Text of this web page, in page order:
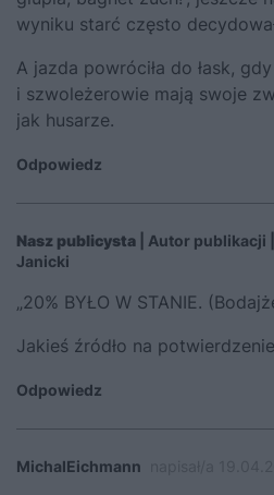
wyniku starć często
A jazda powróciła do łask,
i szwoleżerowie mają swoje
jak husarze.
Odpowiedz
Nasz publicysta | Autor publikacji
Janicki
„20% BYŁO W STANIE.
Jakieś źródło na
Odpowiedz
MichalEichmann